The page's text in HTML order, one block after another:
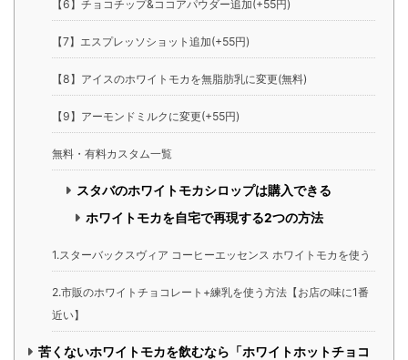
【6】チョコチップ&ココアパウダー追加(+55円)
【7】エスプレッソショット追加(+55円)
【8】アイスのホワイトモカを無脂肪乳に変更(無料)
【9】アーモンドミルクに変更(+55円)
無料・有料カスタム一覧
スタバのホワイトモカシロップは購入できる
ホワイトモカを自宅で再現する2つの方法
1.スターバックスヴィア コーヒーエッセンス ホワイトモカを使う
2.市販のホワイトチョコレート+練乳を使う方法【お店の味に1番
近い】
苦くないホワイトモカを飲むなら「ホワイトホットチョコ